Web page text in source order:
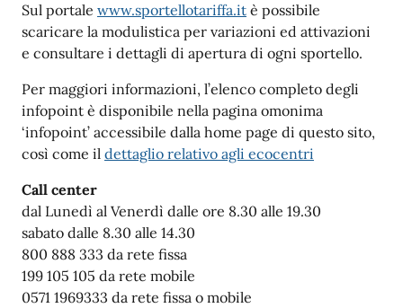
Sul portale www.sportellotariffa.it è possibile
scaricare la modulistica per variazioni ed attivazioni
e consultare i dettagli di apertura di ogni sportello.
Per maggiori informazioni, l’elenco completo degli
infopoint è disponibile nella pagina omonima
‘infopoint’ accessibile dalla home page di questo sito,
così come il dettaglio relativo agli ecocentri
Call center
dal Lunedì al Venerdì dalle ore 8.30 alle 19.30
sabato dalle 8.30 alle 14.30
800 888 333 da rete fissa
199 105 105 da rete mobile
0571 1969333 da rete fissa o mobile